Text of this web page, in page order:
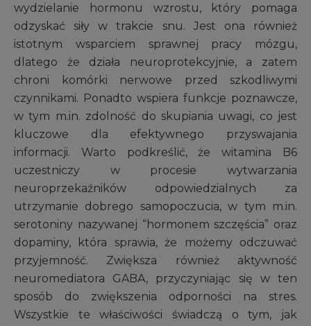
wydzielanie hormonu wzrostu, który pomaga
odzyskać siły w trakcie snu. Jest ona również
istotnym wsparciem sprawnej pracy mózgu,
dlatego że działa neuroprotekcyjnie, a zatem
chroni komórki nerwowe przed szkodliwymi
czynnikami. Ponadto wspiera funkcje poznawcze,
w tym m.in. zdolność do skupiania uwagi, co jest
kluczowe dla efektywnego przyswajania
informacji. Warto podkreślić, że witamina B6
uczestniczy w procesie wytwarzania
neuroprzekaźników odpowiedzialnych za
utrzymanie dobrego samopoczucia, w tym m.in.
serotoniny nazywanej “hormonem szczęścia” oraz
dopaminy, która sprawia, że możemy odczuwać
przyjemność. Zwiększa również aktywność
neuromediatora GABA, przyczyniając się w ten
sposób do zwiększenia odporności na stres.
Wszystkie te właściwości świadczą o tym, jak